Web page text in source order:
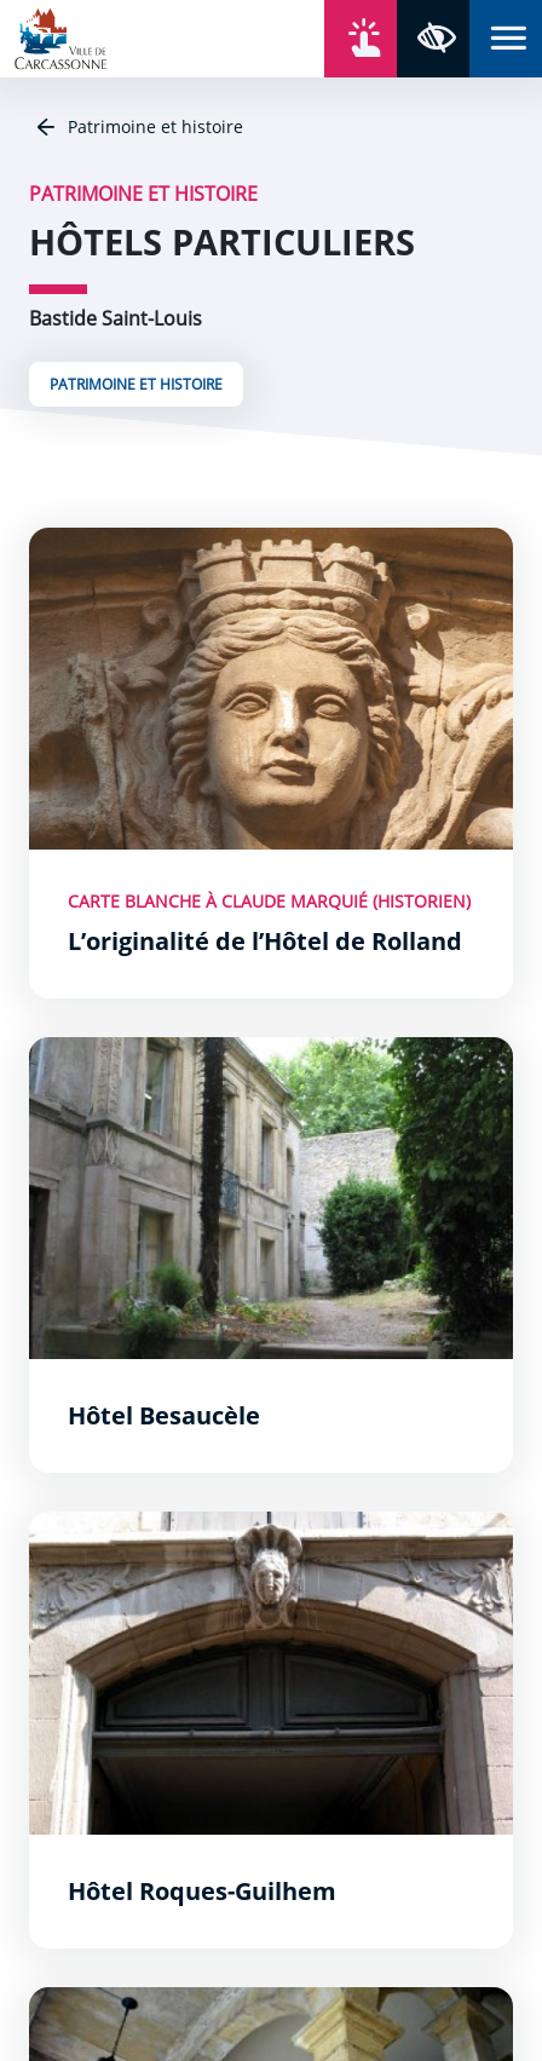
Aller au contenu
Aller au menu
Aller au plan du site
Aller à la recherche
Patrimoine et histoire
PATRIMOINE ET HISTOIRE
HÔTELS PARTICULIERS
Bastide Saint-Louis
PATRIMOINE ET HISTOIRE
L’originalité de l’Hôtel de Rolland
CARTE BLANCHE À CLAUDE MARQUIÉ (HISTORIEN)
L’originalité de l’Hôtel de Rolland
Hôtel Besaucèle
Hôtel Besaucèle
Hôtel Roques-Guilhem
Hôtel Roques-Guilhem
Hôtel de Maistre
Panneau de gestion des cookies